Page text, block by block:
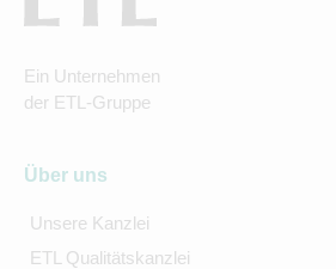
Ein Unternehmen
der ETL-Gruppe
Über uns
Unsere Kanzlei
ETL Qualitätskanzlei